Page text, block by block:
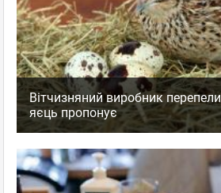
Вітчизняний виробник
яєць пропонує